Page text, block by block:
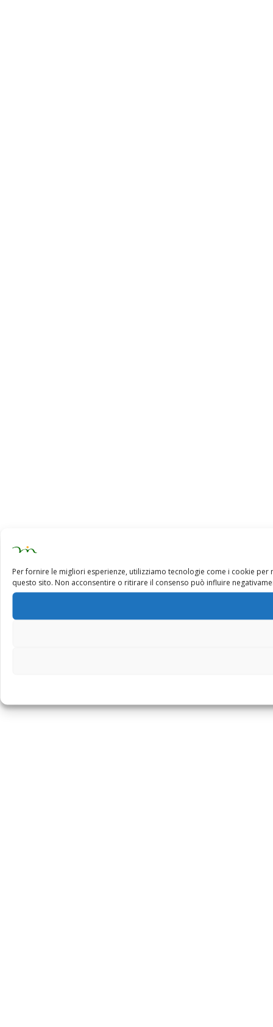
Per fornire le migliori esperienze, utilizziamo tecnologie come i cookie
questo sito. Non acconsentire o ritirare il consenso può influire